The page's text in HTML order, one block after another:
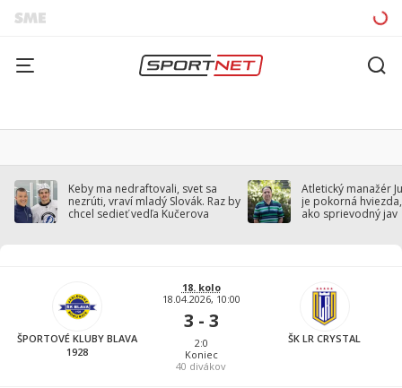
Keby ma nedraftovali, svet sa
nezrúti, vraví mladý Slovák. Raz by
chcel sedieť vedľa Kučerova
Atletický manažér
je pokorná
ako sprievodný jav
ŠPORTOVÉ KLUBY BLAVA
1928
18. kolo
18.04.2026, 10:00
3 - 3
2:0
Koniec
40 divákov
ŠK LR CRYSTAL